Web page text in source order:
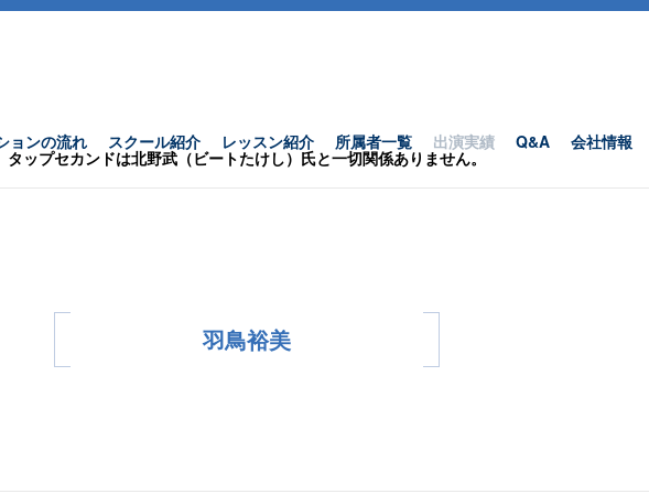
ョンの流れ スクール紹介 レッスン紹介 所属者一覧 出演実績 Q&A 会社情報
タップセカンドは北野武（ビートたけし）氏と一切関係ありません。
羽鳥裕美